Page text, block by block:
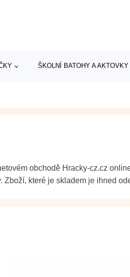
ŠKOLNÍ BATOHY A AKTOVKY
obchodě Hracky-cz.cz
Zboží, které je skladem je ihned